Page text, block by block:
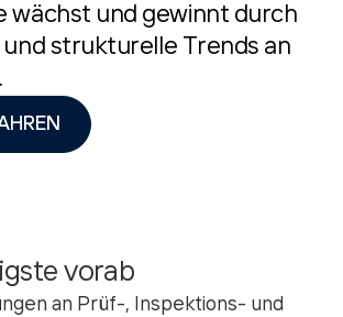
wächst und gewinnt durch
und strukturelle Trends an
vorab
an Prüf-, Inspektions- und